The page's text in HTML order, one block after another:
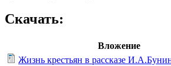
Скачать:
Вложение
Жизнь крестьян в рассказе